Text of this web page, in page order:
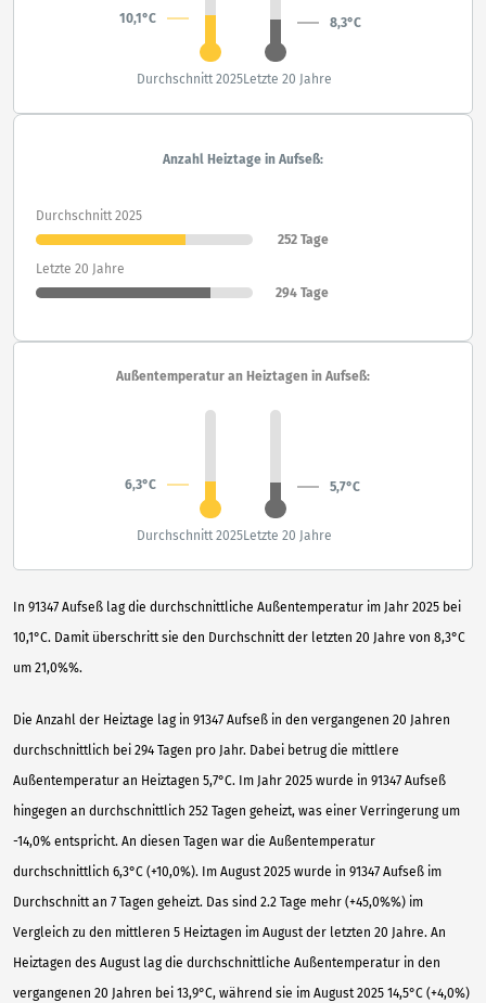
In 91347 Aufseß lag die durchschnittliche Außentemperatur im Jahr 2025 bei
10,1°C. Damit überschritt sie den Durchschnitt der letzten 20 Jahre von 8,3°C
um 21,0%%.
Die Anzahl der Heiztage lag in 91347 Aufseß in den vergangenen 20 Jahren
durchschnittlich bei 294 Tagen pro Jahr. Dabei betrug die mittlere
Außentemperatur an Heiztagen 5,7°C. Im Jahr 2025 wurde in 91347 Aufseß
hingegen an durchschnittlich 252 Tagen geheizt, was einer Verringerung um
-14,0% entspricht. An diesen Tagen war die Außentemperatur
durchschnittlich 6,3°C (+10,0%). Im August 2025 wurde in 91347 Aufseß im
Durchschnitt an 7 Tagen geheizt. Das sind 2.2 Tage mehr (+45,0%%) im
Vergleich zu den mittleren 5 Heiztagen im August der letzten 20 Jahre. An
Heiztagen des August lag die durchschnittliche Außentemperatur in den
vergangenen 20 Jahren bei 13,9°C, während sie im August 2025 14,5°C (+4,0%)
10,1°C 8,3°C
Durchschnitt 2025Letzte 20 Jahre
Anzahl Heiztage in Aufseß:
Durchschnitt 2025
252 Tage
Letzte 20 Jahre
294 Tage
Außentemperatur an Heiztagen in Aufseß:
6,3°C 5,7°C
Durchschnitt 2025Letzte 20 Jahre